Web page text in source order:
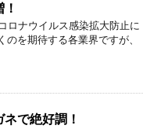
ロナウイルス感染拡大防止に
を期待する各業界ですが、
で絶好調！